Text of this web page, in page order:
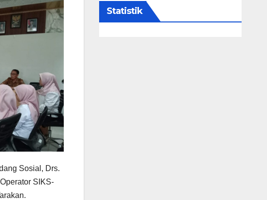
Sosial, Drs.
SIKS-
Statistik